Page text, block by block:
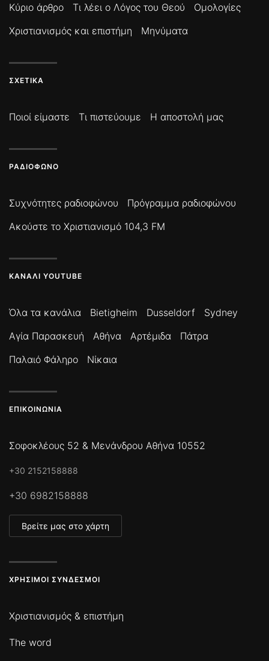
Κύριο άρθρο Τι λέει ο Λόγος του Θεού
Ομολογίες
Χριστιανισμός και επιστήμη
Μηνύματα
ΣΧΕΤΙΚΆ
Ποιοί είμαστε Τι πιστεύουμε Η αποστολή μας
ΡΑΔΙΌΦΩΝΟ
Συχνότητες ραδιοφώνου
Πρόγραμμα ραδιοφώνου
Ακούστε το Χριστιανισμό 104,3 FM
ΚΑΝΆΛΙ YOUTUBE
Όλα τα κανάλια Bietigheim Dusseldorf
Sydney
Αγία Παρασκευή
Αθήνα Αρτέμιδα
Πάτρα
Παλαιό Φάληρο
Νίκαια
ΕΠΙΚΟΙΝΩΝΊΑ
Σοφοκλέους 52 & Μενάνδρου Αθήνα 10552
+30 2152158888
+30 6982158888
Βρείτε μας στο χάρτη
ΧΡΉΣΙΜΟΙ ΣΎΝΔΕΣΜΟΙ
Χριστιανισμός & επιστήμη
The word